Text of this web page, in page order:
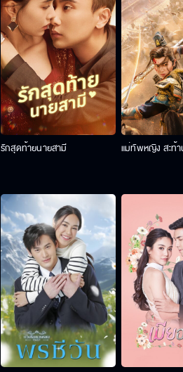
รักสุดท้ายนายสามี แม่ทัพหญิง สะท้